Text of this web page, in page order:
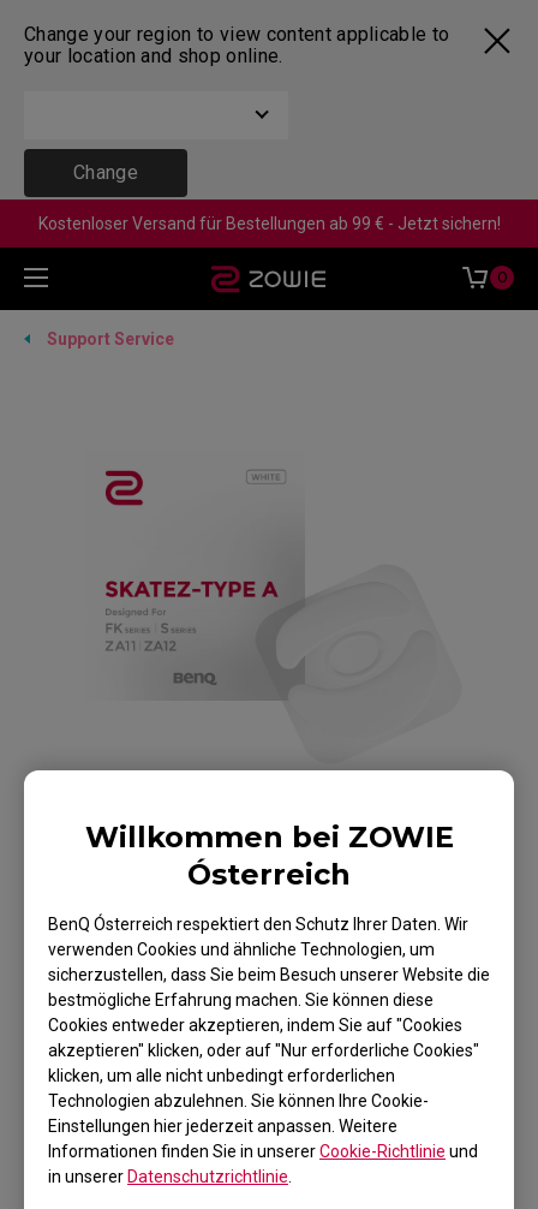
Change your region to view content applicable to
your location and shop online.
Change
Willkommen bei ZOWIE
Ósterreich
BenQ Ósterreich respektiert den Schutz Ihrer Daten. Wir
verwenden Cookies und ähnliche Technologien, um
sicherzustellen, dass Sie beim Besuch unserer Website die
bestmögliche Erfahrung machen. Sie können diese
Cookies entweder akzeptieren, indem Sie auf "Cookies
akzeptieren" klicken, oder auf "Nur erforderliche Cookies"
klicken, um alle nicht unbedingt erforderlichen
Technologien abzulehnen. Sie können Ihre Cookie-
Einstellungen hier jederzeit anpassen. Weitere
Informationen finden Sie in unsererCookie-Richtlinie und
in unserer Datenschutzrichtlinie
Kostenloser Versand für Bestellungen ab 99 € - Jetzt sichern!
0
Support Service
ZOWIE Skatez-Typ A
White Mouse Skatez /
Mausfüße für E-Sport
Zurück zum Produkt